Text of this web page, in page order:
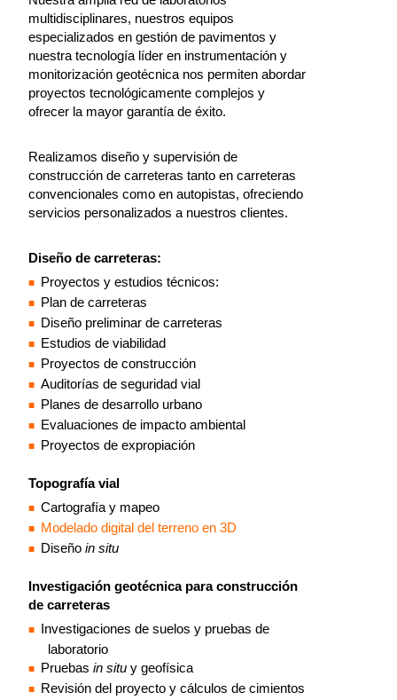
multidisciplinares, nuestros equipos
especializados en gestión de pavimentos y
nuestra tecnología líder en instrumentación y
monitorización geotécnica nos permiten abordar
proyectos tecnológicamente complejos y
ofrecer la mayor garantía de éxito.
Realizamos diseño y supervisión de
construcción de carreteras tanto en carreteras
convencionales como en autopistas, ofreciendo
servicios personalizados a nuestros clientes.
Diseño de carreteras:
Proyectos y estudios técnicos:
Plan de carreteras
Diseño preliminar de carreteras
Estudios de viabilidad
Proyectos de construcción
Auditorías de seguridad vial
Planes de desarrollo urbano
Evaluaciones de impacto ambiental
Proyectos de expropiación
Topografía vial
Cartografía y mapeo
Modelado digital del terreno en 3D
Diseño in situ
Investigación geotécnica para construcción
de carreteras
Investigaciones de suelos y pruebas de
laboratorio
Pruebas in situ y geofísica
Revisión del proyecto y cálculos de cimientos